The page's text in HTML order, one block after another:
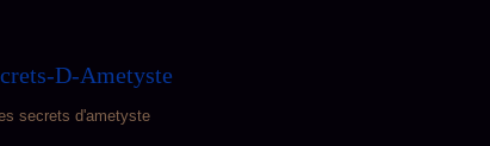
D-Ametyste
secrets d'ametyste